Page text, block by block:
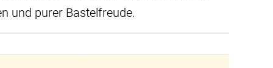
und purer Bastelfreude.